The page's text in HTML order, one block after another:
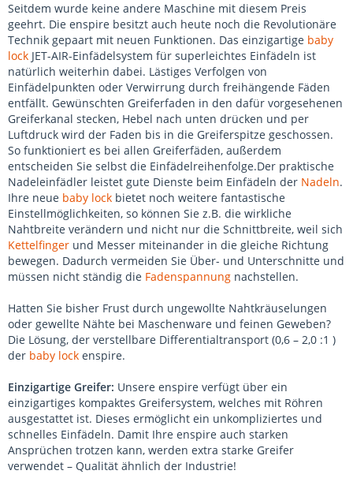
Seitdem wurde keine andere Maschine mit diesem Preis
geehrt. Die enspire besitzt auch heute noch die Revolutionäre
Technik gepaart mit neuen Funktionen. Das einzigartige baby
lock JET-AIR-Einfädelsystem für superleichtes Einfädeln ist
natürlich weiterhin dabei. Lästiges Verfolgen von
Einfädelpunkten oder Verwirrung durch freihängende Fäden
entfällt. Gewünschten Greiferfaden in den dafür vorgesehenen
Greiferkanal stecken, Hebel nach unten drücken und per
Luftdruck wird der Faden bis in die Greiferspitze geschossen.
So funktioniert es bei allen Greiferfäden, außerdem
entscheiden Sie selbst die Einfädelreihenfolge.Der praktische
Nadeleinfädler leistet gute Dienste beim Einfädeln der Nadeln.
Ihre neue baby lock bietet noch weitere fantastische
Einstellmöglichkeiten, so können Sie z.B. die wirkliche
Nahtbreite verändern und nicht nur die Schnittbreite, weil sich
Kettelfinger und Messer miteinander in die gleiche Richtung
bewegen. Dadurch vermeiden Sie Über- und Unterschnitte und
müssen nicht ständig die Fadenspannung nachstellen.
Hatten Sie bisher Frust durch ungewollte Nahtkräuselungen
oder gewellte Nähte bei Maschenware und feinen Geweben?
Die Lösung, der verstellbare Differentialtransport (0,6 – 2,0 :1 )
der baby lock enspire.
Einzigartige Greifer: Unsere enspire verfügt über ein
einzigartiges kompaktes Greifersystem, welches mit Röhren
ausgestattet ist. Dieses ermöglicht ein unkompliziertes und
schnelles Einfädeln. Damit Ihre enspire auch starken
Ansprüchen trotzen kann, werden extra starke Greifer
verwendet – Qualität ähnlich der Industrie!